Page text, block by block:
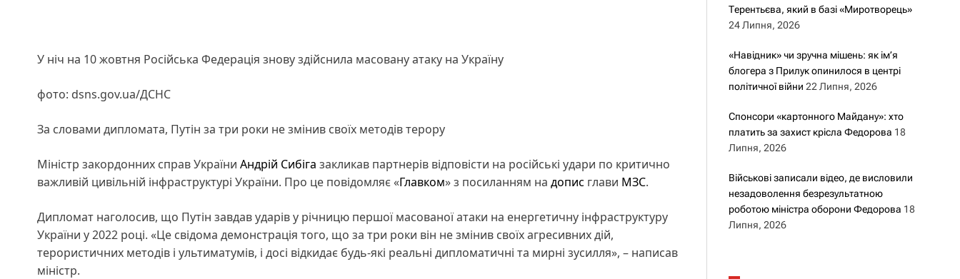
У ніч на 10 жовтня Російська Федерація знову здійснила масовану атаку на Україну
фото: dsns.gov.ua/ДСНС
За словами дипломата, Путін за три роки не змінив своїх методів терору
Міністр закордонних справ України Андрій Сибіга закликав партнерів відповісти на російські удари по критично
важливій цивільній інфраструктурі України. Про це повідомляє «Главком» з посиланням на допис глави МЗС.
Дипломат наголосив, що Путін завдав ударів у річницю першої масованої атаки на енергетичну інфраструктуру
України у 2022 році. «Це свідома демонстрація того, що за три роки він не змінив своїх агресивних дій,
терористичних методів і ультиматумів, і досі відкидає будь-які реальні дипломатичні та мирні зусилля», – написав
міністр.
Терентьєва, який в базі «Миротворець»
24 Липня, 2026
«Навідник» чи зручна мішень: як ім’я
блогера з Прилук опинилося в центрі
політичної війни 22 Липня, 2026
Спонсори «картонного Майдану»: хто
платить за захист крісла Федорова 18
Липня, 2026
Військові записали відео, де висловили
незадоволення безрезультатною
роботою міністра оборони Федорова 18
Липня, 2026